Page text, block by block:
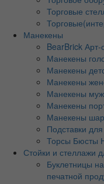
Торговые
Манекены
BearBrick
Манекены
Манекены
Манекены
Манекены
Манекены
Манекены
Подставки
Торсы Бюсты
Стойки и стеллажи
Буклетницы
печатной